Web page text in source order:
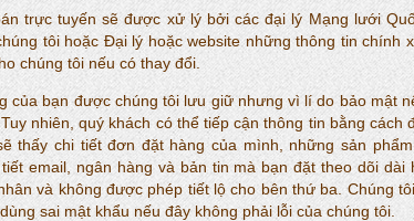
trực tuyến sẽ được xử lý bởi các đại lý Mạng lưới
tôi hoặc Đại lý hoặc website những thông tin chính
chúng tôi nếu có thay đổi.
của bạn được chúng tôi lưu giữ nhưng vì lí do bảo mật
nhiên, quý khách có thể tiếp cận thông tin bằng cách
thấy chi tiết đơn đặt hàng của mình, những sản
email, ngân hàng và bản tin mà bạn đặt theo dõi dài
và không được phép tiết lộ cho bên thứ ba. Chúng
sai mật khẩu nếu đây không phải lỗi của chúng tôi.